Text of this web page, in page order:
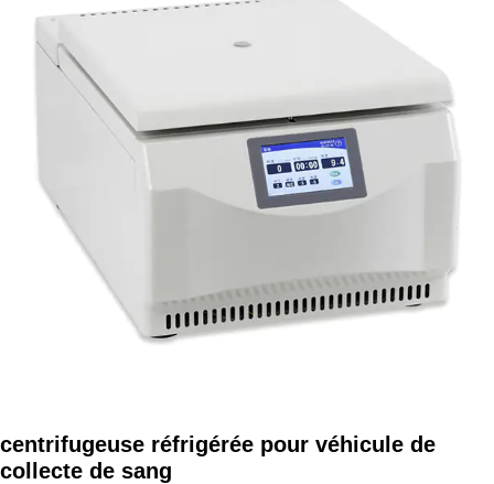
centrifugeuse réfrigérée pour véhicule de
collecte de sang